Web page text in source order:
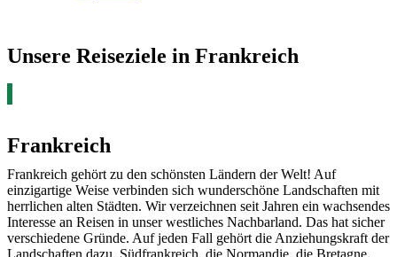
Unsere Reiseziele in Frankreich
Frankreich
Frankreich gehört zu den schönsten Ländern der Welt! Auf
einzigartige Weise verbinden sich wunderschöne Landschaften mit
herrlichen alten Städten. Wir verzeichnen seit Jahren ein wachsendes
Interesse an Reisen in unser westliches Nachbarland. Das hat sicher
verschiedene Gründe. Auf jeden Fall gehört die Anziehungskraft der
Landschaften dazu. Südfrankreich, die Normandie, die Bretagne,